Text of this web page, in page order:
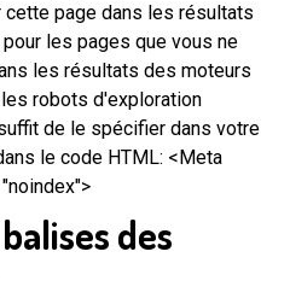
page dans les résultats
les pages que vous ne
les résultats des moteurs
robots d'exploration
de le spécifier dans votre
le code HTML: <Meta
des